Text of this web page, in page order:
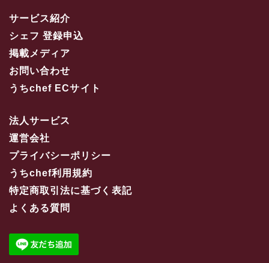
サービス紹介
シェフ 登録申込
掲載メディア
お問い合わせ
うちchef ECサイト
法人サービス
運営会社
プライバシーポリシー
うちchef利用規約
特定商取引法に基づく表記
よくある質問